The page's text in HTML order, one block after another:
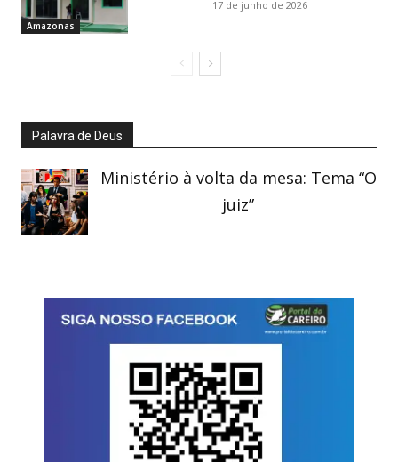
Amazonas
17 de junho de 2026
Palavra de Deus
Ministério à volta da mesa: Tema “O
juiz”